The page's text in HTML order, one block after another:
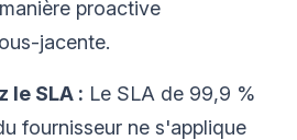
proactive
jacente.
le SLA : Le SLA de 99,9 %
fournisseur ne s'applique